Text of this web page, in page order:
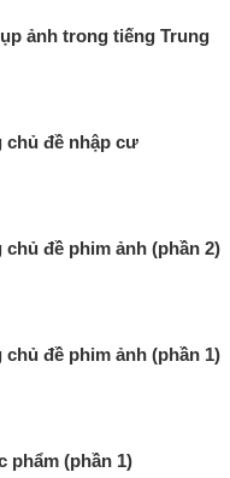
ảnh trong tiếng Trung
chủ đề nhập cư
đề phim ảnh (phần 2)
đề phim ảnh (phần 1)
phẩm (phần 1)